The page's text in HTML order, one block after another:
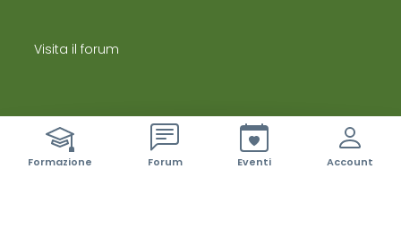
Formazione Forum Eventici sono 42 nuovi
Account
Visita il forum